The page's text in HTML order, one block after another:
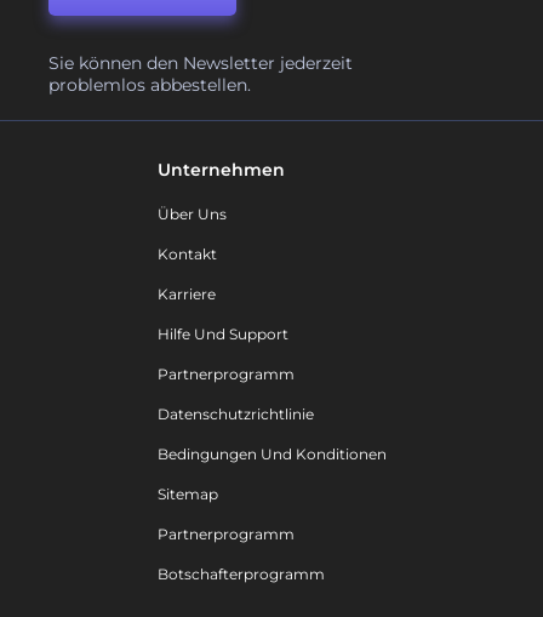
Sie können den Newsletter jederzeit
problemlos abbestellen.
Unternehmen
Über Uns
Kontakt
Karriere
Hilfe Und Support
Partnerprogramm
Datenschutzrichtlinie
Bedingungen Und Konditionen
Sitemap
Partnerprogramm
Botschafterprogramm